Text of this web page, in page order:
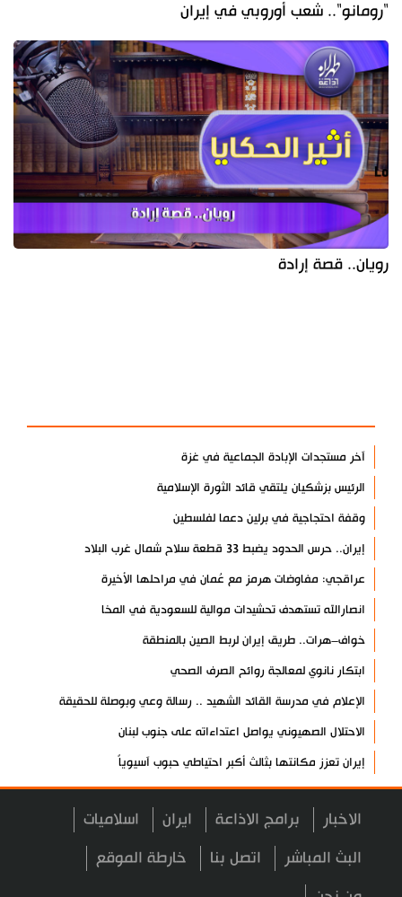
"رومانو".. شعب أوروبي في إيران
رويان.. قصة إرادة
آخر مستجدات الإبادة الجماعية في غزة
الرئيس بزشكيان يلتقي قائد الثورة الإسلامية
وقفة احتجاجية في برلين دعما لفلسطين
إيران.. حرس الحدود يضبط 33 قطعة سلاح شمال غرب البلاد
عراقجي: مفاوضات هرمز مع عُمان في مراحلها الأخيرة
انصارالله تستهدف تحشيدات موالية للسعودية في المخا
خواف–هرات.. طريق إيران لربط الصين بالمنطقة
ابتكار نانوي لمعالجة روائح الصرف الصحي
الإعلام في مدرسة القائد الشهيد .. رسالة وعي وبوصلة للحقيقة
الاحتلال الصهيوني يواصل اعتداءاته على جنوب لبنان
إيران تعزز مكانتها بثالث أكبر احتياطي حبوب آسيوياً
اليمن يعلن استهداف منشأة نفطية في جيزان
خروقات صهيونية جديدة لوقف النار في غزة
إخلاء أمريكي لقاعدة الحرير في كردستان العراق
خبير: الردع الإيراني يعيد تشكيل المعادلات
الاخبار برامج الاذاعة ايران اسلاميات
البث المباشر اتصل بنا خارطة الموقع